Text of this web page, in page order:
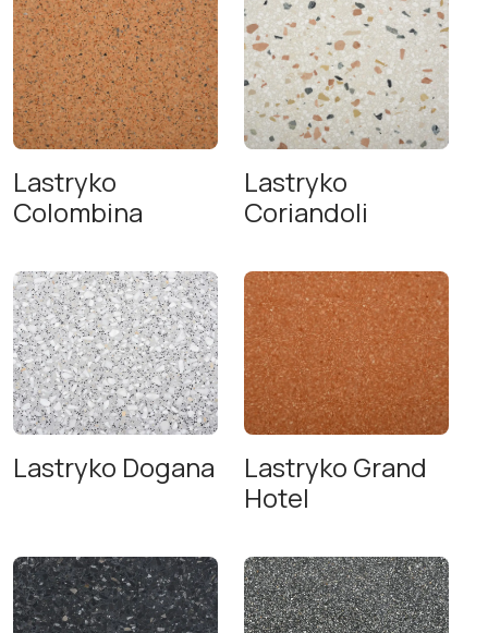
Lastryko
Colombina
Lastryko
Coriandoli
Lastryko Dogana
Lastryko Grand
Hotel